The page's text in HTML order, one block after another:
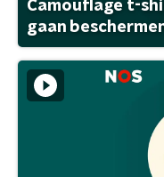
Camouflage t-
gaan